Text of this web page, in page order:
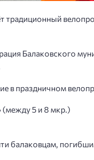
традиционный
Балаковского
в праздничном
(между 5 и 8 мкр.)
балаковцам,